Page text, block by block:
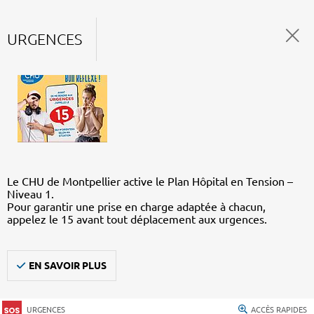
URGENCES
Le CHU de Montpellier active le Plan Hôpital en Tension –
Niveau 1.
Pour garantir une prise en charge adaptée à chacun,
appelez le 15 avant tout déplacement aux urgences.
EN SAVOIR PLUS
URGENCES ACCÈS RAPIDES